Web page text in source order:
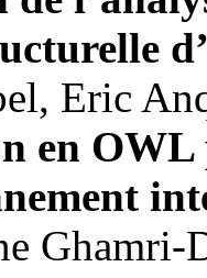
Eric
en OWL